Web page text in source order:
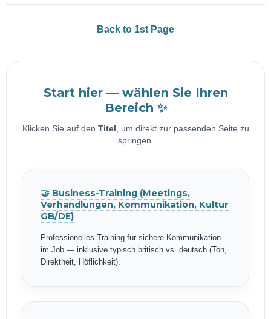
Back to 1st Page
Start hier — wählen Sie Ihren
Bereich ✨
Klicken Sie auf den Titel
, um direkt zur passenden Seite zu
springen.
🤝 Business-Training (Meetings,
Verhandlungen, Kommunikation, Kultur
GB/DE)
Professionelles Training für sichere Kommunikation
im Job — inklusive typisch britisch vs. deutsch (Ton,
Direktheit, Höflichkeit).